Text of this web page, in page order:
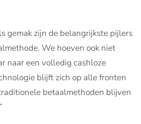
gemak zijn de belangrijkste pijlers
We hoeven ook niet
naar een volledig cashloze
blijft zich op alle fronten
betaalmethoden blijven